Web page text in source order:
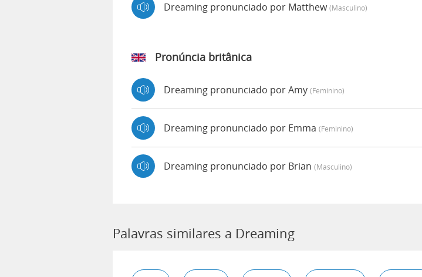
Dreaming pronunciado por Matthew(masculino)
Pronúncia britânica
Dreaming pronunciado por Amy (feminino)
Dreaming pronunciado por Emma (feminino)
Dreaming pronunciado por Brian (masculino)
Palavras similares a Dreaming